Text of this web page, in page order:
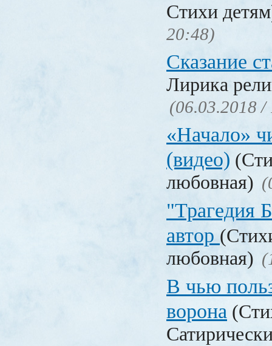
Стихи
20:48)
Сказание
Лирика
(06.03.2018 /
«Начало»
(видео)
любовная)
"Трагедия
автор
любовная)
В чью
ворона